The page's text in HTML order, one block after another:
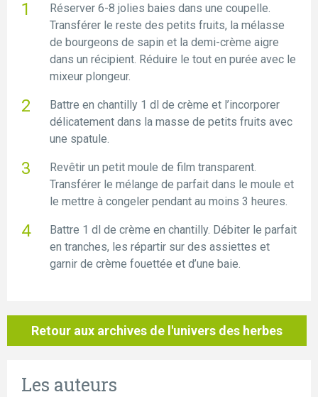
Réserver 6-8 jolies baies dans une coupelle.
Transférer le reste des petits fruits, la mélasse
de bourgeons de sapin et la demi-crème aigre
dans un récipient. Réduire le tout en purée avec le
mixeur plongeur.
Battre en chantilly 1 dl de crème et l’incorporer
délicatement dans la masse de petits fruits avec
une spatule.
Revêtir un petit moule de film transparent.
Transférer le mélange de parfait dans le moule et
le mettre à congeler pendant au moins 3 heures.
Battre 1 dl de crème en chantilly. Débiter le parfait
en tranches, les répartir sur des assiettes et
garnir de crème fouettée et d’une baie.
Retour aux archives de l'univers des herbes
Les auteurs